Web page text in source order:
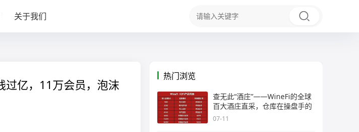
关于我们
过亿，11万会员，泡沫
热门浏览
查无此“酒庄”——WineFi的全球
百大酒庄直采，仓库在操盘手的
07-11